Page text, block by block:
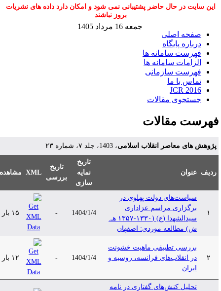
این سایت در حال حاضر پشتیبانی نمی شود و امکان دارد داده های نشریات
بروز نباشند
صفحه اصلی
درباره پایگاه
فهرست سامانه ها
الزامات سامانه ها
فهرست سازمانی
تماس با ما
JCR 2016
جستجوی مقالات
جمعه 16 مرداد 1405
مقالات
پژوهش های معاصر انقلاب اسلامی، 1403، جلد ۷، شماره ۲۳
ردیف عنوان
تاریخ
نمایه
سازی
تاریخ
بررسی
XML مشاهده
سیاست‌های دولت پهلوی در
برگزاری مراسم عزاداری
سیدالشهدا (ع) (۱۳۳۰-۱۳۵۷ هـ.
ش) مطالعه موردی: اصفهان
1404/1/4 ۱۵ بار
بررسی تطبیقی ماهیت خشونت
در انقلاب‌های فرانسه، روسیه و
ایران
1404/1/4 ۱۲ بار
تحلیل کنش‌های گفتاری در نامه